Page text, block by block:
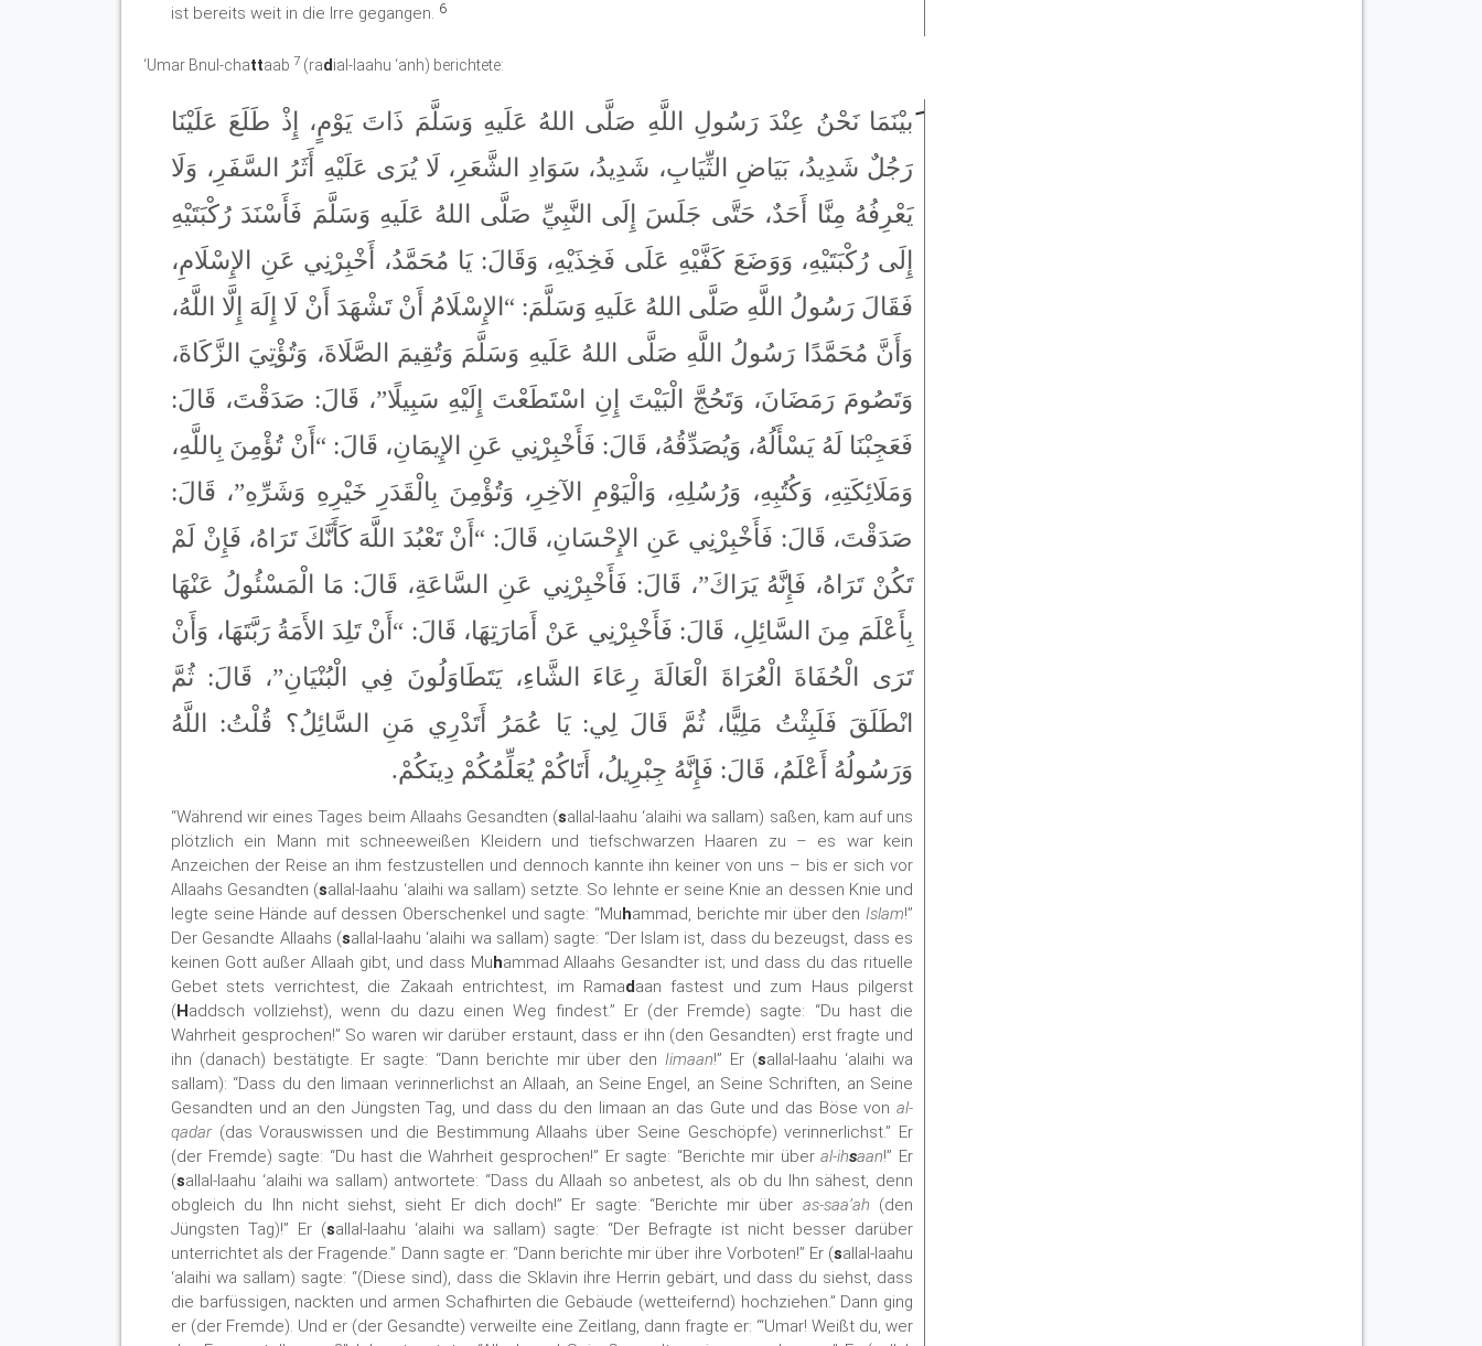
ist bereits weit in die Irre gegangen. 6
‘Umar Bnul-chattaab 7 (rad ial-laahu ‘anh) berichtete:
بيْنَمَا نَحْنُ عِنْدَ رَسُولِ اللَّهِ صَلَّى اللهُ عَلَيهِ وَسَلَّمَ ذَاتَ يَوْمٍ، إِذْ طَلَعَ عَلَيْنَا
رَجُلٌ شَدِيدُ، بَيَاضِ الثِّيَابِ، شَدِيدُ، سَوَادِ الشَّعَرِ، لَا يُرَى عَلَيْهِ أَثَرُ السَّفَرِ، وَلَا
يَعْرِفُهُ مِنَّا أَحَدٌ، حَتَّى جَلَسَ إِلَى النَّبِيِّ صَلَّى اللهُ عَلَيهِ وَسَلَّمَ فَأَسْنَدَ رُكْبَتَيْهِ
إِلَى رُكْبَتَيْهِ، وَوَضَعَ كَفَّيْهِ عَلَى فَخِذَيْهِ، وَقَالَ: يَا مُحَمَّدُ، أَخْبِرْنِي عَنِ الإِسْلَامِ،
فَقَالَ رَسُولُ اللَّهِ صَلَّى اللهُ عَلَيهِ وَسَلَّمَ: “الإِسْلَامُ أَنْ تَشْهَدَ أَنْ لَا إِلَهَ إِلَّا اللَّهُ،
وَأَنَّ مُحَمَّدًا رَسُولُ اللَّهِ صَلَّى اللهُ عَلَيهِ وَسَلَّمَ وَتُقِيمَ الصَّلَاةَ، وَتُؤْتِيَ الزَّكَاةَ،
وَتَصُومَ رَمَضَانَ، وَتَحُجَّ الْبَيْتَ إِنِ اسْتَطَعْتَ إِلَيْهِ سَبِيلًا”، قَالَ: صَدَقْتَ، قَالَ:
فَعَجِبْنَا لَهُ يَسْأَلُهُ، وَيُصَدِّقُهُ، قَالَ: فَأَخْبِرْنِي عَنِ الإِيمَانِ، قَالَ: “أَنْ تُؤْمِنَ بِاللَّهِ،
وَمَلَائِكَتِهِ، وَكُتُبِهِ، وَرُسُلِهِ، وَالْيَوْمِ الآخِرِ، وَتُؤْمِنَ بِالْقَدَرِ خَيْرِهِ وَشَرِّهِ”، قَالَ:
صَدَقْتَ، قَالَ: فَأَخْبِرْنِي عَنِ الإِحْسَانِ، قَالَ: “أَنْ تَعْبُدَ اللَّهَ كَأَنَّكَ تَرَاهُ، فَإِنْ لَمْ
تَكُنْ تَرَاهُ، فَإِنَّهُ يَرَاكَ”، قَالَ: فَأَخْبِرْنِي عَنِ السَّاعَةِ، قَالَ: مَا الْمَسْئُولُ عَنْهَا
بِأَعْلَمَ مِنَ السَّائِلِ، قَالَ: فَأَخْبِرْنِي عَنْ أَمَارَتِهَا، قَالَ: “أَنْ تَلِدَ الأَمَةُ رَبَّتَهَا، وَأَنْ
تَرَى الْحُفَاةَ الْعُرَاةَ الْعَالَةَ رِعَاءَ الشَّاءِ، يَتَطَاوَلُونَ فِي الْبُنْيَانِ”، قَالَ: ثُمَّ
انْطَلَقَ فَلَبِثْتُ مَلِيًّا، ثُمَّ قَالَ لِي: يَا عُمَرُ أَتَدْرِي مَنِ السَّائِلُ؟ قُلْتُ: اللَّهُ
وَرَسُولُهُ أَعْلَمُ، قَالَ: فَإِنَّهُ جِبْرِيلُ، أَتَاكُمْ يُعَلِّمُكُمْ دِينَكُمْ.
“Während wir eines Tages beim Allaahs Gesandten (sallal-laahu ‘alaihi wa sallam) saßen, kam auf uns
plötzlich ein Mann mit schneeweißen Kleidern und tiefschwarzen Haaren zu – es war kein
Anzeichen der Reise an ihm festzustellen und dennoch kannte ihn keiner von uns – bis er sich vor
Allaahs Gesandten (sallal-laahu ‘alaihi wa sallam) setzte. So lehnte er seine Knie an dessen Knie und
legte seine Hände auf dessen Oberschenkel und sagte: “Muhammad, berichte mir über denIslam!”
Der Gesandte Allaahs (sallal-laahu ‘alaihi wa sallam) sagte: “Der Islam ist, dass du bezeugst, dass es
keinen Gott außer Allaah gibt, und dass Muhammad Allaahs Gesandter ist; und dass du das rituelle
Gebet stets verrichtest, die Zakaah entrichtest, im Ramadaan fastest und zum Haus pilgerst
(Haddsch vollziehst), wenn du dazu einen Weg findest.” Er (der Fremde) sagte: “Du hast die
Wahrheit gesprochen!” So waren wir darüber erstaunt, dass er ihn (den Gesandten) erst fragte und
ihn (danach) bestätigte. Er sagte: “Dann berichte mir über denIimaan!” Er (sallal-laahu ‘alaihi wa
sallam): “Dass du den Iimaan verinnerlichst an Allaah, an Seine Engel, an Seine Schriften, an Seine
Gesandten und an den Jüngsten Tag, und dass du den Iimaan an das Gute und das Böse von al-
qadar(das Vorauswissen und die Bestimmung Allaahs über Seine Geschöpfe) verinnerlichst.” Er
(der Fremde) sagte: “Du hast die Wahrheit gesprochen!” Er sagte: “Berichte mir überal-ihsaan!” Er
(sallal-laahu ‘alaihi wa sallam) antwortete: “Dass du Allaah so anbetest, als ob du Ihn sähest, denn
obgleich du Ihn nicht siehst, sieht Er dich doch!” Er sagte: “Berichte mir über as-saa’ah (den
Jüngsten Tag)!” Er (sallal-laahu ‘alaihi wa sallam) sagte: “Der Befragte ist nicht besser darüber
unterrichtet als der Fragende.” Dann sagte er: “Dann berichte mir über ihre Vorboten!” Er (sallal-laahu
‘alaihi wa sallam) sagte: “(Diese sind), dass die Sklavin ihre Herrin gebärt, und dass du siehst, dass
die barfüssigen, nackten und armen Schafhirten die Gebäude (wetteifernd) hochziehen.” Dann ging
er (der Fremde). Und er (der Gesandte) verweilte eine Zeitlang, dann fragte er: “‘Umar! Weißt du, wer